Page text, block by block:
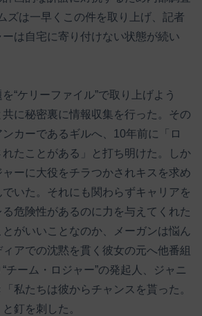
ズは一早くこの件を取り上げ、記者
は自宅に寄り付けない状態が続い
“ケリーファイル”で取り上げよう
に秘密裏に情報収集を行った。その
カーであるギルへ、10年前に「ロ
たことがある」と打ち明けた。しか
ャーに大役をチラつかされキスを求め
いた。それにも関わらずキャリアを
危険性があるのに力を与えてくれた
がいいことなのか、メーガンは悩ん
アでの沈黙を貫く彼女の元へ他番組
チーム・ロジャー”の発起人、ジャニ
私たちは彼からチャンスを貰った。
釘を刺した。